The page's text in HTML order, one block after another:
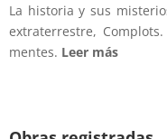
La historia y sus
extraterrestre,
mentes. Leer más